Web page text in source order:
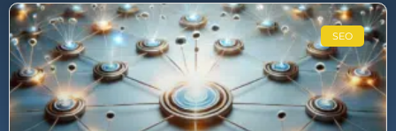
SEO